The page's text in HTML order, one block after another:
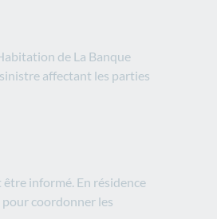
de La Banque
affectant les parties
informé. En résidence
coordonner les